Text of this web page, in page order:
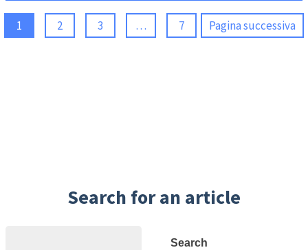
1 2 3 … 7 Pagina successiva
Search for an article
Search